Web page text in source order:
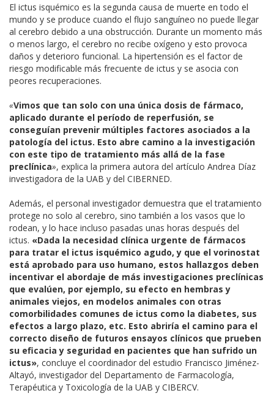
El ictus isquémico es la segunda causa de muerte en todo el
mundo y se produce cuando el flujo sanguíneo no puede llegar
al cerebro debido a una obstrucción. Durante un momento más
o menos largo, el cerebro no recibe oxígeno y esto provoca
daños y deterioro funcional. La hipertensión es el factor de
riesgo modificable más frecuente de ictus y se asocia con
peores recuperaciones.
«Vimos que tan solo con una única dosis de fármaco,
aplicado durante el período de reperfusión, se
conseguían prevenir múltiples factores asociados a la
patología del ictus. Esto abre camino a la investigación
con este tipo de tratamiento más allá de la fase
preclínica», explica la primera autora del artículo Andrea Díaz
investigadora de la UAB y del CIBERNED.
Además, el personal investigador demuestra que el tratamiento
protege no solo al cerebro, sino también a los vasos que lo
rodean, y lo hace incluso pasadas unas horas después del
ictus. «Dada la necesidad clínica urgente de fármacos
para tratar el ictus isquémico agudo, y que el vorinostat
está aprobado para uso humano, estos hallazgos deben
incentivar el abordaje de más investigaciones preclínicas
que evalúen, por ejemplo, su efecto en hembras y
animales viejos, en modelos animales con otras
comorbilidades comunes de ictus como la diabetes, sus
efectos a largo plazo, etc. Esto abriría el camino para el
correcto diseño de futuros ensayos clínicos que prueben
su eficacia y seguridad en pacientes que han sufrido un
ictus», concluye el coordinador del estudio Francisco Jiménez-
Altayó, investigador del Departamento de Farmacología,
Terapéutica y Toxicología de la UAB y CIBERCV.